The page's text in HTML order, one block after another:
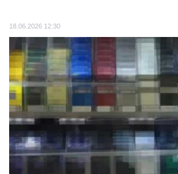
18.06.2026 12:30